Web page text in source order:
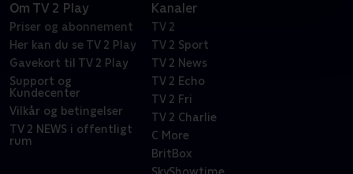
Om TV 2 Play
Priser og abonnement
Her kan du se TV 2 Play
Gavekort til TV 2 Play
Support og
Kundecenter
Vilkår og betingelser
TV 2 NEWS i offentligt
rum
Kanaler
TV 2
TV 2 Sport
TV 2 News
TV 2 Echo
TV 2 Fri
TV 2 Charlie
C More
BritBox